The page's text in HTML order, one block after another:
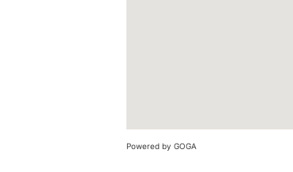
Powered by GOGA